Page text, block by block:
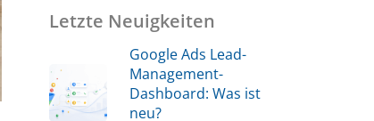
Letzte Neuigkeiten
Google Ads Lead-
Management-
Dashboard: Was ist
neu?